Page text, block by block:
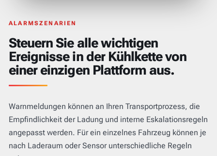
ALARMSZENARIEN
Steuern Sie alle wichtigen
Ereignisse in der Kühlkette von
einer einzigen Plattform aus.
Warnmeldungen können an Ihren Transportprozess, die
Empfindlichkeit der Ladung und interne Eskalationsregeln
angepasst werden. Für ein einzelnes Fahrzeug können je
nach Laderaum oder Sensor unterschiedliche Regeln